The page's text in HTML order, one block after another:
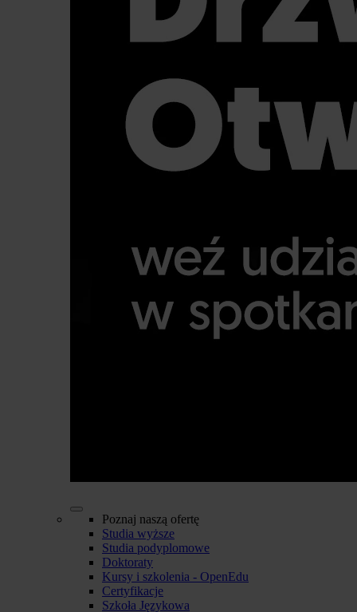
Poznaj naszą ofertę
Studia wyższe
Studia podyplomowe
Doktoraty
Kursy i szkolenia - OpenEdu
Certyfikacje
Szkoła Językowa